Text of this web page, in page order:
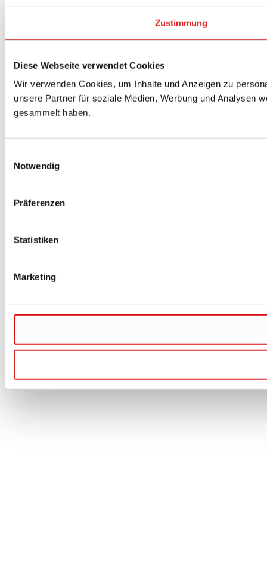
Zustimmung
Diese Webseite verwendet Cookies
Wir verwenden Cookies, um Inhalte und Anzeigen zu
unsere Partner für soziale Medien, Werbung und Analysen
gesammelt haben.
Notwendig
Präferenzen
Statistiken
Marketing